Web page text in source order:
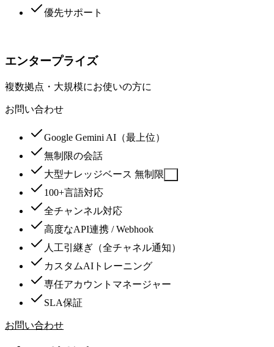
優先サポート
エンタープライズ
複数拠点・大規模にお使いの方に
お問い合わせ
Google Gemini AI（最上位）
無制限の会話
大型ナレッジベース 無制限
100+言語対応
全チャンネル対応
高度なAPI連携 / Webhook
人工引継ぎ（全チャネル通知）
カスタムAIトレーニング
専任アカウントマネージャー
SLA保証
お問い合わせ